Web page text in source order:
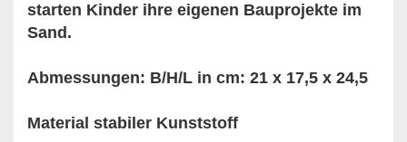
starten Kinder ihre eigenen Bauprojekte im
Sand.
Abmessungen: B/H/L in cm: 21 x 17,5 x 24,5
Material stabiler Kunststoff